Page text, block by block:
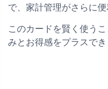
で、家計管理がさらに便
このカードを賢く使う
みとお得感をプラスでき